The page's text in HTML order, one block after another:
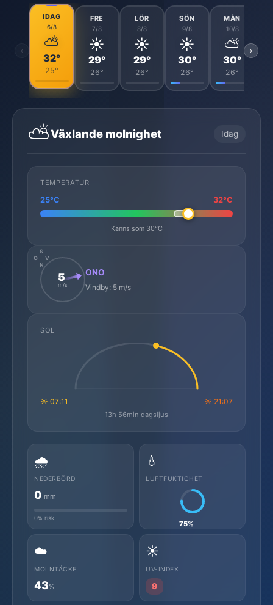
‹
IDAG
6/8
⛅
32°
25°
FRE
7/8
☀️
29°
26°
LÖR
8/8
☀️
29°
26°
SÖN
9/8
☀️
30°
26°
MÅN
10/8
⛅
30°
26°
›
⛅Växlande molnighet Idag
TEMPERATUR
25°C 32°C
Känns som 30°C
N
S
O
V
5
m/s
ONO
Vindby: 5 m/s
SOL
☼ 07:11 ☼ 21:07
13h 56min dagsljus
🌧️
NEDERBÖRD
0 mm
0% risk
💧
LUFTFUKTIGHET
75%
☁️
MOLNTÄCKE
43%
☀️
UV-INDEX
9